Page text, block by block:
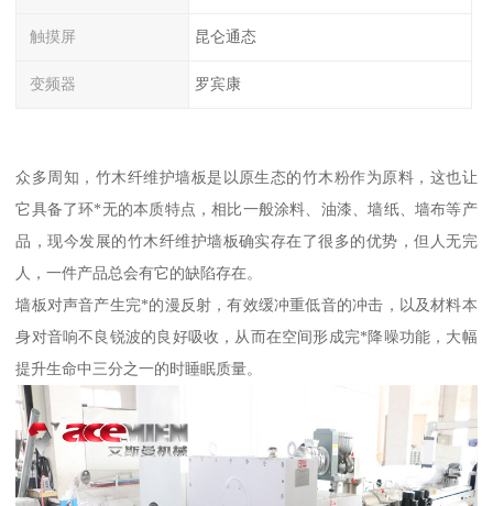
触摸屏 昆仑通态
变频器 罗宾康
众多周知，竹木纤维护墙板是以原生态的竹木粉作为原料，这也让
它具备了环*无的本质特点，相比一般涂料、油漆、墙纸、墙布等产
品，现今发展的竹木纤维护墙板确实存在了很多的优势，但人无完
人，一件产品总会有它的缺陷存在。
墙板对声音产生完*的漫反射，有效缓冲重低音的冲击，以及材料本
身对音响不良锐波的良好吸收，从而在空间形成完*降噪功能，大幅
提升生命中三分之一的时睡眠质量。